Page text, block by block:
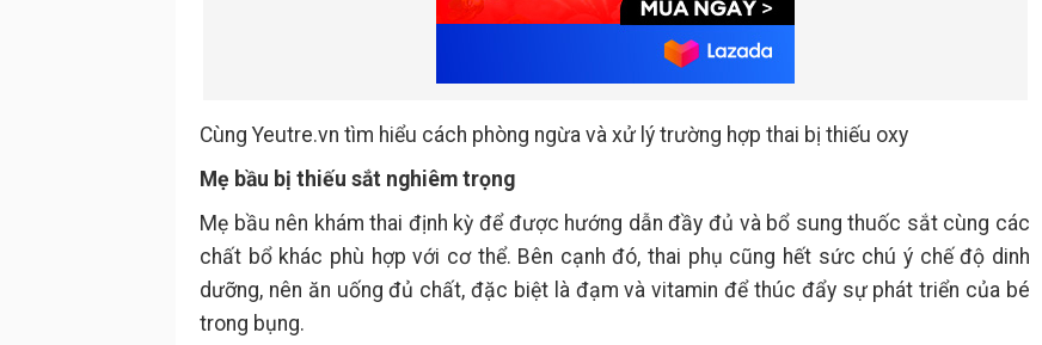
Cùng Yeutre.vn tìm hiểu cách phòng ngừa và xử lý trường hợp thai bị thiếu oxy
Mẹ bầu bị thiếu sắt nghiêm trọng
Mẹ bầu nên khám thai định kỳ để được hướng dẫn đầy đủ và bổ sung thuốc sắt cùng các
chất bổ khác phù hợp với cơ thể. Bên cạnh đó, thai phụ cũng hết sức chú ý chế độ dinh
dưỡng, nên ăn uống đủ chất, đặc biệt là đạm và vitamin để thúc đẩy sự phát triển của bé
trong bụng.